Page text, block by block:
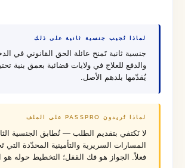
لماذا تُجيب جنسية ثانية على ذلك
جنسية ثانية تَمنح عائلة الحق القانوني في
والدفع للعلاج في ولايات قضائية بعمق بنية
يُقدّمها بلدهم الأصل.
لماذا تُريدون PASSPRO على الملف
لا نَكتفي بتقديم الطلب — نُطابق الجنسية
المسارات السريرية والتأمينية المحدّدة التي
فعلاً. الجواز هو فك القفل؛ التخطيط حوله هو